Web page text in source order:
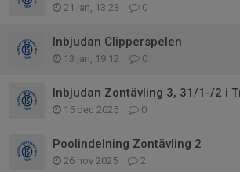
21 jan, 13:23 0
Inbjudan Clipperspelen
13 jan, 19:12 0
Inbjudan Zontävling 3, 31/1-/2 i
15 dec 2025 0
Poolindelning Zontävling 2
26 nov 2025 2